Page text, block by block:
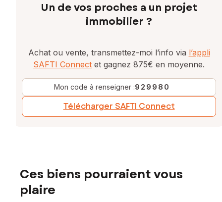
Un de vos proches a un projet
immobilier ?
Achat ou vente, transmettez-moi l’info via l’appli
SAFTI Connect et gagnez 875€ en moyenne.
Mon code à renseigner :929980
Télécharger SAFTI Connect
Ces biens pourraient vous
plaire